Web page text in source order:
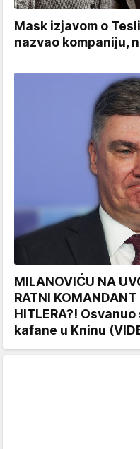
Mask izjavom o
nazvao kompaniju,
MILANOVIĆU NA
RATNI
HITLERA?!
kafane u Kninu